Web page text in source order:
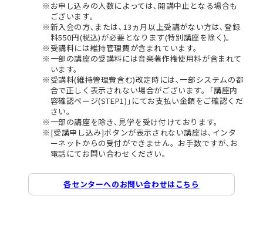
お申し込みの人数によっては､開講中止となる場合も
ございます。
新入会の方､または､13ヵ月以上受講がない方は､登録
料550円(税込)が必要となります(特別講座を除く)。
受講料には維持管理費が含まれています。
一部の講座の受講料には音楽著作権使用料が含まれて
います。
受講料(維持管理費含む)改定時には､一部システムの都
合で正しく表示されない場合がございます。｢講座内
容確認ページ(STEP1)｣にてお支払い金額をご確認くだ
さい。
一部の講座を除き､見学を受け付けております。
[受講申し込み]ボタンが表示されない講座は､インタ
ーネットからの受付ができません。お手数ですが､お
電話にてお問い合わせください。
各センターへのお問い合わせはこちら